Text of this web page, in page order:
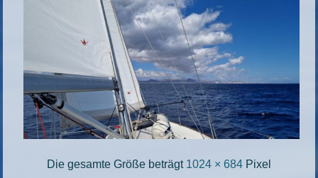
Die gesamte Größe beträgt 1024 × 684 Pixel